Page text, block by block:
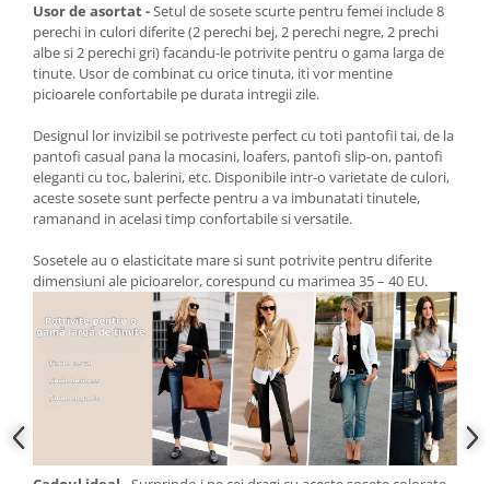
Usor de asortat -Setul de sosete scurte pentru femei include 8
perechi in culori diferite (2 perechi bej, 2 perechi negre, 2 prechi
albe si 2 perechi gri) facandu-le potrivite pentru o gama larga de
tinute. Usor de combinat cu orice tinuta, iti vor mentine
picioarele confortabile pe durata intregii zile.
Designul lor invizibil se potriveste perfect cu toti pantofii tai, de la
pantofi casual pana la mocasini, loafers, pantofi slip-on, pantofi
eleganti cu toc, balerini, etc. Disponibile intr-o varietate de culori,
aceste sosete sunt perfecte pentru a va imbunatati tinutele,
ramanand in acelasi timp confortabile si versatile.
Sosetele au o elasticitate mare si sunt potrivite pentru diferite
dimensiuni ale picioarelor, corespund cu marimea 35 – 40 EU.